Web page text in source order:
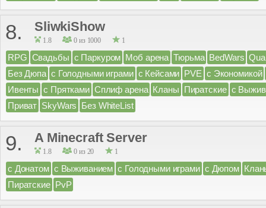
8. SliwkiShow
1.8 0 из 1000 1
RPG Свадьбы с Паркуром Моб арена Тюрьма BedWars
Без Дюпа с Голодными играми с Кейсами PVE с Экономикой
Ивенты с Прятками Сплиф арена Кланы Пиратские с
Приват SkyWars Без WhiteList
9. A Minecraft Server
1.8 0 из 20 1
с Донатом с Выживанием с Голодными играми с Дюпом
Пиратские PvP